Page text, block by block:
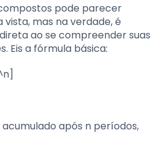
pode parecer
mas na verdade, é
ao se compreender suas
Eis a fórmula básica:
após n períodos,